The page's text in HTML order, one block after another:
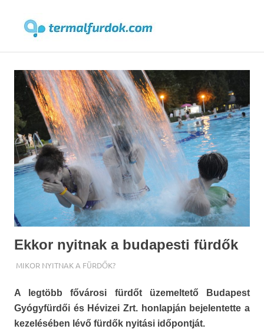
content
Ekkor nyitnak a budapesti fürdők
TERMALFURDOK.COM
MIKOR NYITNAK A FÜRDŐK?
A legtöbb fővárosi fürdőt üzemeltető Budapest
Gyógyfürdői és Hévizei Zrt. honlapján bejelentette a
kezelésében lévő fürdők nyitási időpontját.